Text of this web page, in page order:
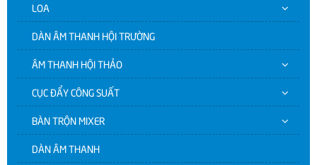
LOA
DÀN ÂM THANH HỘI TRƯỜNG
ÂM THANH HỘI THẢO
CỤC ĐẨY CÔNG SUẤT
BÀN TRỘN MIXER
DÀN ÂM THANH